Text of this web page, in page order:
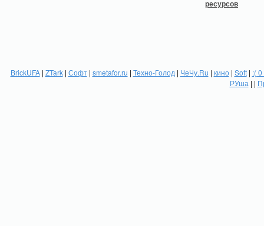
BrickUFA| ZTark| Софт| smetafor.ru | Техно-Голод | ЧеЧу.Ru | кино| Soft| :(
РУша | |